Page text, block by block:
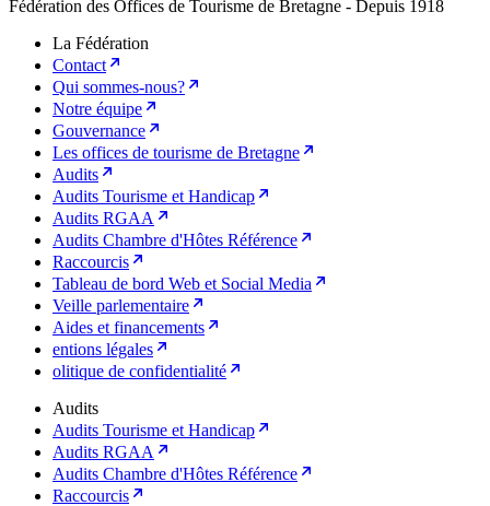
Fédération des Offices de Tourisme de Bretagne - Depuis 1918
La Fédération
Contact
Qui sommes-nous?
Notre équipe
Gouvernance
Les offices de tourisme de Bretagne
Audits
Audits Tourisme et Handicap
Audits RGAA
Audits Chambre d'Hôtes Référence
Raccourcis
Tableau de bord Web et Social Media
Veille parlementaire
Aides et financements
entions légales
olitique de confidentialité
Audits
Audits Tourisme et Handicap
Audits RGAA
Audits Chambre d'Hôtes Référence
Raccourcis